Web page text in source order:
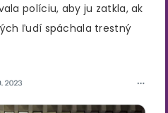
políciu, aby ju zatkla, ak
ľudí spáchala trestný